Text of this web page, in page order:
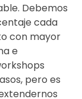
Debemos
cada
con mayor
e
pero es